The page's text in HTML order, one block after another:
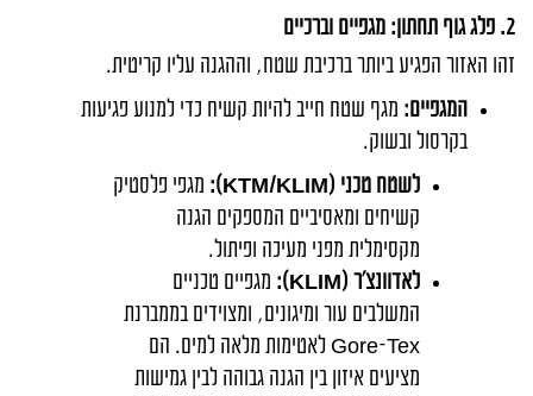
2. פלג גוף תחתון: מגפיים וברכיים
זהו האזור הפגיע ביותר ברכיבת שטח, וההגנה עליו קריטית.
המגפיים: מגף שטח חייב להיות קשיח כדי למנוע פגיעות
בקרסול ובשוק.
לשטח טכני (KTM/KLIM
): מגפי פלסטיק
קשיחים ומאסיביים המספקים הגנה
מקסימלית מפני מעיכה ופיתול.
לאדוונצ'ר (KLIM
): מגפיים טכניים
המשלבים עור ומיגונים, ומצוידים בממברנת
Gore-Tex לאטימות מלאה למים. הם
מציעים איזון בין הגנה גבוהה לבין גמישות